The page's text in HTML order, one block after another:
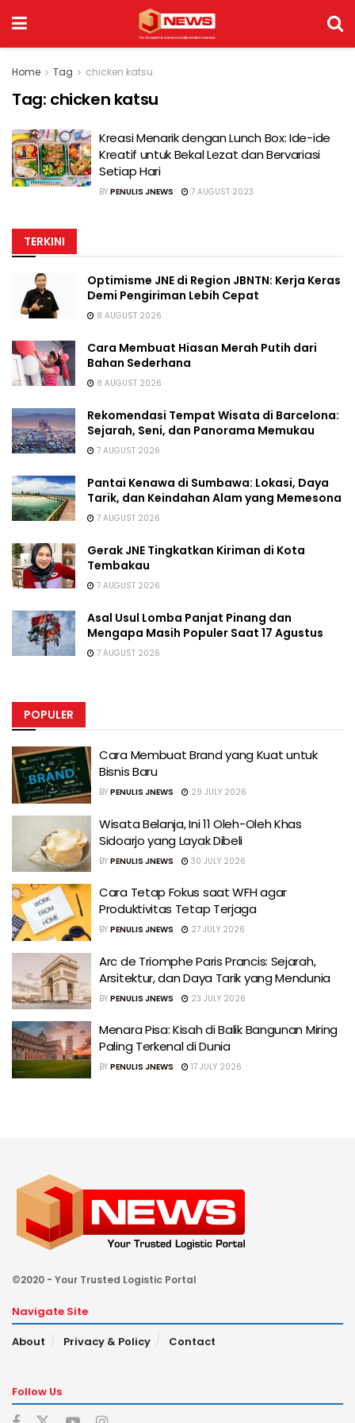
Home Tag chicken katsu
Tag: chicken katsu
Kreasi Menarik dengan Lunch Box: Ide-ide
Kreatif untuk Bekal Lezat dan Bervariasi
Setiap Hari
BY PENULIS JNEWS 7 AUGUST 2023
TERKINI
Optimisme JNE di Region JBNTN: Kerja Keras
Demi Pengiriman Lebih Cepat
8 AUGUST 2026
Cara Membuat Hiasan Merah Putih dari
Bahan Sederhana
8 AUGUST 2026
Rekomendasi Tempat Wisata di Barcelona:
Sejarah, Seni, dan Panorama Memukau
7 AUGUST 2026
Pantai Kenawa di Sumbawa: Lokasi, Daya
Tarik, dan Keindahan Alam yang Memesona
7 AUGUST 2026
Gerak JNE Tingkatkan Kiriman di Kota
Tembakau
7 AUGUST 2026
Asal Usul Lomba Panjat Pinang dan
Mengapa Masih Populer Saat 17 Agustus
7 AUGUST 2026
POPULER
Cara Membuat Brand yang Kuat untuk
Bisnis Baru
BY PENULIS JNEWS 29 JULY 2026
Wisata Belanja, Ini 11 Oleh-Oleh Khas
Sidoarjo yang Layak Dibeli
BY PENULIS JNEWS 30 JULY 2026
Cara Tetap Fokus saat WFH agar
Produktivitas Tetap Terjaga
BY PENULIS JNEWS 27 JULY 2026
Arc de Triomphe Paris Prancis: Sejarah,
Arsitektur, dan Daya Tarik yang Mendunia
BY PENULIS JNEWS 23 JULY 2026
Menara Pisa: Kisah di Balik Bangunan Miring
Paling Terkenal di Dunia
BY PENULIS JNEWS 17 JULY 2026
©2020 - Your Trusted Logistic Portal
Navigate Site
About
Privacy & Policy Contact
Follow Us